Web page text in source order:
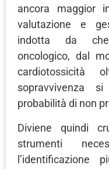
ancora maggior
valutazione e
indotta da
oncologico, dal
cardiotossicità
sopravvivenza
probabilità di non
Diviene quindi
strumenti
l’identificazione